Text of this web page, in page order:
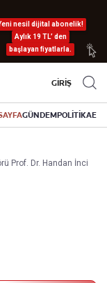
nesil dijital abonelik!
Aylık 19 TL’ den
başlayan fiyatlarla.
GİRİŞ
GÜNDEMPOLİTİKA
Prof. Dr. Handan İnci